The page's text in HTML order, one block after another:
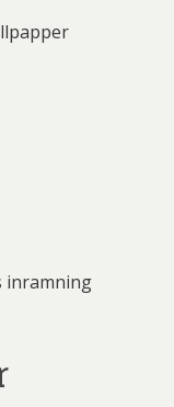
inramning